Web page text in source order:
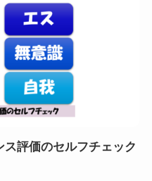
評価のセルフチェック